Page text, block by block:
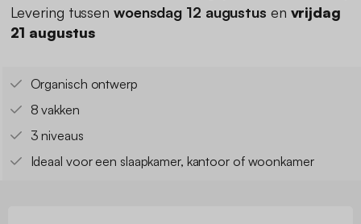
Levering tussen woensdag 12 augustus en vrijdag
21 augustus
Organisch ontwerp
8 vakken
3 niveaus
Ideaal voor een slaapkamer, kantoor of woonkamer